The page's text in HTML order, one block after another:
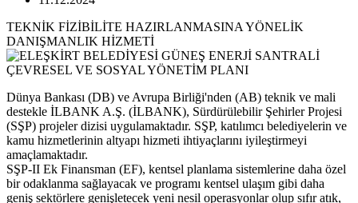
TEKNİK FİZİBİLİTE HAZIRLANMASINA YÖNELİK
DANIŞMANLIK HİZMETİ
Dünya Bankası (DB) ve Avrupa Birliği'nden (AB) teknik ve mali
destekle İLBANK A.Ş. (İLBANK), Sürdürülebilir Şehirler Projesi
(SŞP) projeler dizisi uygulamaktadır. SŞP, katılımcı belediyelerin ve
kamu hizmetlerinin altyapı hizmeti ihtiyaçlarını iyileştirmeyi
amaçlamaktadır.
SŞP-II Ek Finansman (EF), kentsel planlama sistemlerine daha özel
bir odaklanma sağlayacak ve programı kentsel ulaşım gibi daha
geniş sektörlere genişletecek yeni nesil operasyonlar olup sıfır atık,